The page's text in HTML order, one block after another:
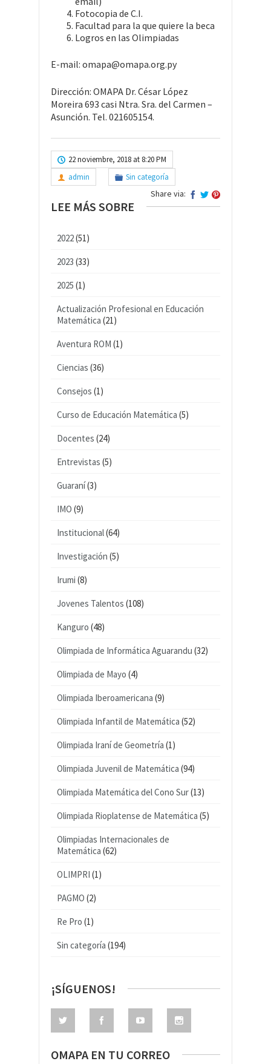
Fotocopia de C.I.
Facultad para la que quiere la beca
Logros en las Olimpiadas
E-mail: omapa@omapa.org.py
Dirección: OMAPA Dr. César López
Moreira 693 casi Ntra. Sra. del Carmen –
Asunción. Tel. 021605154.
22 noviembre, 2018 at 8:20 PM
admin
Sin categoría
Share via:
LEE MÁS SOBRE
2022(51)
2023 (33)
2025 (1)
Actualización Profesional en Educación
Matemática (21)
Aventura ROM (1)
Ciencias (36)
Consejos (1)
Curso de Educación Matemática (5)
Docentes (24)
Entrevistas (5)
Guaraní(3)
IMO (9)
Institucional(64)
Investigación (5)
Irumi (8)
Jovenes Talentos (108)
Kanguro (48)
Olimpiada de Informática Aguarandu (32)
Olimpiada de Mayo (4)
Olimpiada Iberoamericana (9)
Olimpiada Infantil de Matemática (52)
Olimpiada Iraní de Geometría (1)
Olimpiada Juvenil de Matemática (94)
Olimpiada Matemática del Cono Sur(13)
Olimpiada Rioplatense de Matemática (5)
Olimpiadas Internacionales de
Matemática (62)
OLIMPRI (1)
PAGMO (2)
Re Pro (1)
Sin categoría (194)
¡SÍGUENOS!
OMAPA EN TU CORREO